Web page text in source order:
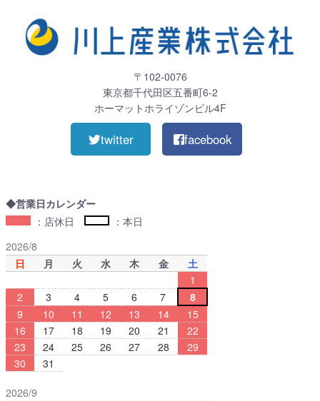
〒102-0076
東京都千代田区五番町6-2
ホーマットホライゾンビル4F
twitter facebook
◆営業日カレンダー
：店休日
：本日
2026/8
日
月 火 水 木 金
土
1
2
3 4 5 6 7
8
9
10 11 12 13 14
15
16
17 18 19 20 21
22
23
24 25 26 27 28
29
30
31
2026/9